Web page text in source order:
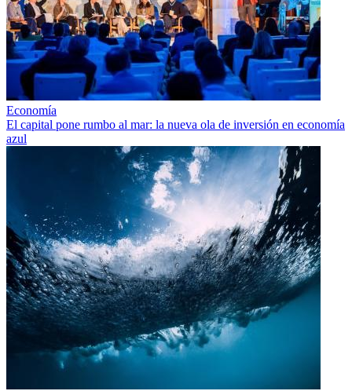
Economía
El capital pone rumbo al mar: la nueva ola de inversión en economía
azul